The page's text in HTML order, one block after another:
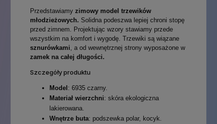
Przedstawiamyzimowy model trzewików
młodzieżowych. Solidna podeszwa lepiej chroni stopę
przed zimnem. Projektując wzory stawiamy przede
wszystkim na komfort i wygodę. Trzewiki są wiązane
sznurówkami , a od wewnętrznej strony wyposażone w
zamek na całej długości.
Szczegóły produktu
Model: 6935 czarny.
Materiał wierzchni: skóra ekologiczna
lakierowana.
Wnętrze buta: podszewka polar, kocyk.